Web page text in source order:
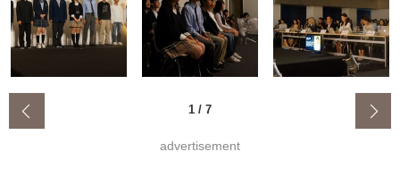
1 / 7
advertisement